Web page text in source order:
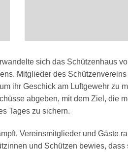
sich das Schützenhaus
Mitglieder des
ihr Geschick am Luftgewehr zu
abgeben, mit dem Ziel, die
Tages zu sichern.
Vereinsmitglieder und Gäste
und Schützen bewies,